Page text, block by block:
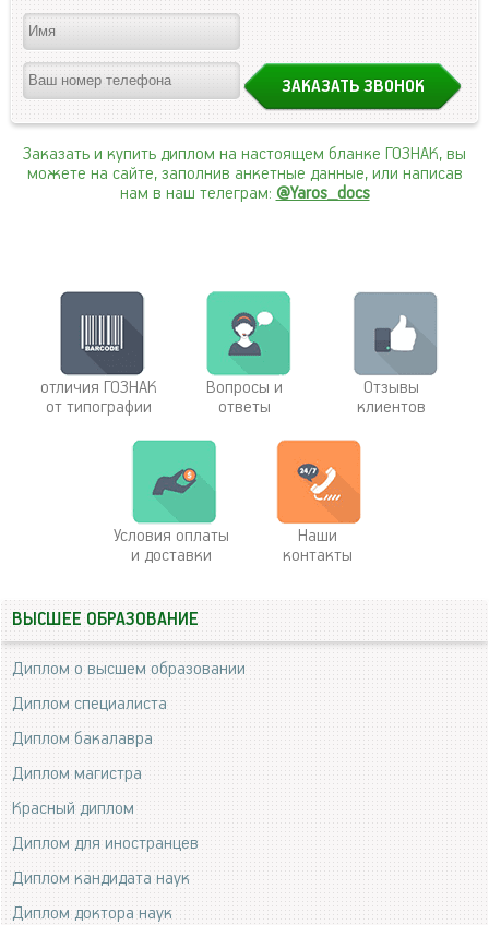
Заказать и купить диплом на настоящем бланке ГОЗНАК, вы
можете на сайте, заполнив анкетные данные, или написав
нам в наш телеграм: @Yaros_docs
отличия ГОЗНАК
от типографии
Вопросы и
ответы
Отзывы
клиентов
Условия оплаты
и доставки
Наши
контакты
ВЫСШЕЕ ОБРАЗОВАНИЕ
Диплом о высшем образовании
Диплом специалиста
Диплом бакалавра
Диплом магистра
Красный диплом
Диплом для иностранцев
Диплом кандидата наук
Диплом доктора наук